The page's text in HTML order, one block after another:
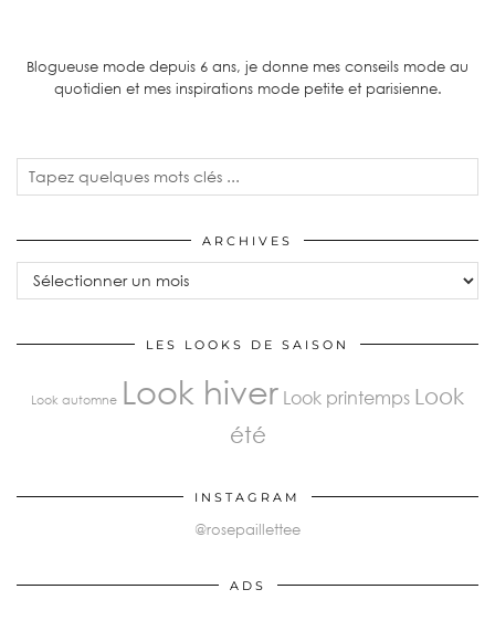
Blogueuse mode depuis 6 ans, je donne mes conseils mode au
quotidien et mes inspirations mode petite et parisienne.
ARCHIVES
LES LOOKS DE SAISON
Look automne Look hiver Look printemps Look
été
INSTAGRAM
@rosepaillettee
ADS